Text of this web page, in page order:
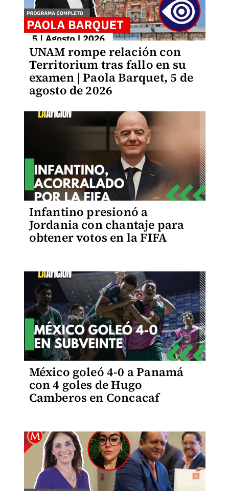
UNAM rompe relación con
Territorium tras fallo en su
examen | Paola Barquet, 5 de
agosto de 2026
Infantino presionó a
Jordania con chantaje para
obtener votos en la FIFA
México goleó 4-0 a Panamá
con 4 goles de Hugo
Camberos en Concacaf